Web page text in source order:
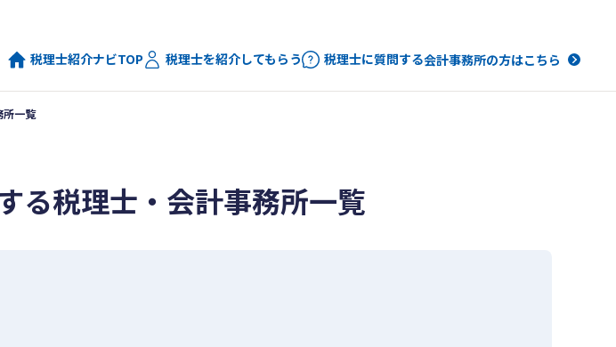
税理士紹介ナビTOP 税理士を紹介してもらう 税理士に質問する会計事務所の方はこちら
所一覧
る税理士・会計事務所一覧